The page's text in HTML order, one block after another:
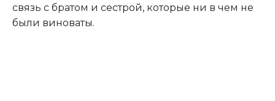
связь с братом и сестрой, которые ни в чем не
были виноваты.